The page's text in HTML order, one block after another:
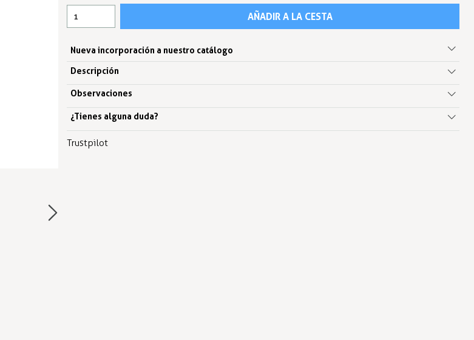
AÑADIR A LA CESTA
Nueva incorporación a nuestro catálogo
Descripción
Observaciones
¿Tienes alguna duda?
Trustpilot